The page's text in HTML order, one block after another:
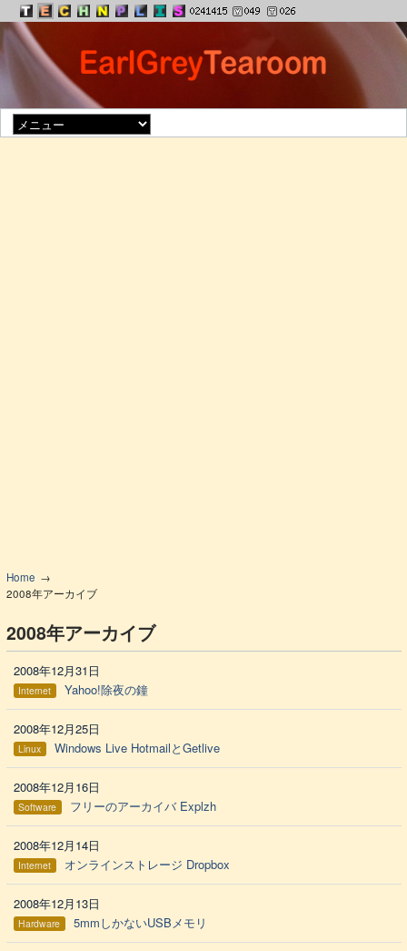
Home
2008年アーカイブ
2008年アーカイブ
2008年12月31日
Internet Yahoo!除夜の鐘
2008年12月25日
Linux Windows Live HotmailとGetlive
2008年12月16日
Software フリーのアーカイバ Explzh
2008年12月14日
Internet オンラインストレージ Dropbox
2008年12月13日
Hardware 5mmしかないUSBメモリ